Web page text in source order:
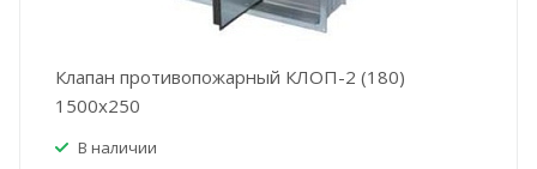
Клапан противопожарный КЛОП-2 (180)
1500x250
В наличии